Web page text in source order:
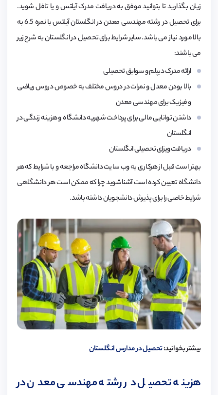
زبان بگذارید تا بتوانید موفق به دریافت مدرک آیلتس و یا تافل شوید.
برای تحصیل در رشته مهندسی معدن در انگلستان آیلتس با نمره 6.5 به
بالا مورد نیاز می باشد. سایر شرایط برای تحصیل در انگلستان به شرح زیر
می باشند:
ارائه مدرک دیپلم و سوابق تحصیلی
بالا بودن معدل و نمرات در دروس مختلف به خصوص دروس ریاضی
و فیزیک برای مهندسی معدن
داشتن توانایی مالی برای پرداخت شهریه دانشگاه و هزینه زندگی در
انگلستان
دریافت ویزای تحصیلی انگلستان
بهتر است قبل از هرکاری به وب سایت دانشگاه مراجعه و با شرایط که هر
دانشگاه تعیین کرده است آشناشوید چرا که ممکن است هر دانشگاهی
شرایط خاصی را برای پذیرش دانشجویان داشته باشد.
بیشتر بخوانید:تحصیل در مدارس انگلستان
هزینه تحصیل در رشته مهندسی معدن در